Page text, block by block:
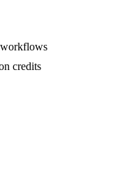
workflows
credits